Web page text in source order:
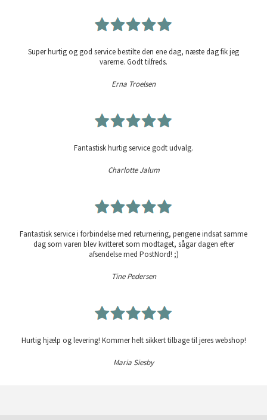
Super hurtig og god service bestilte den ene dag, næste dag fik jeg
varerne. Godt tilfreds.
Erna Troelsen
Fantastisk hurtig service godt udvalg.
Charlotte Jalum
Fantastisk service i forbindelse med returnering, pengene indsat samme
dag som varen blev kvitteret som modtaget, sågar dagen efter
afsendelse med PostNord! ;)
Tine Pedersen
Hurtig hjælp og levering! Kommer helt sikkert tilbage til jeres webshop!
Maria Siesby